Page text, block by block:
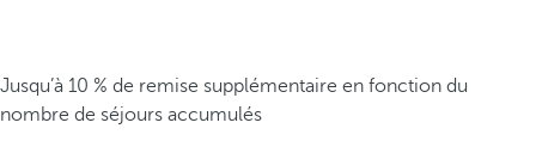
Jusqu’à 10 % de remise supplémentaire en fonction du
nombre de séjours accumulés